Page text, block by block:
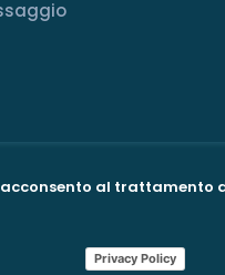
acconsento al trattamento
Privacy Policy